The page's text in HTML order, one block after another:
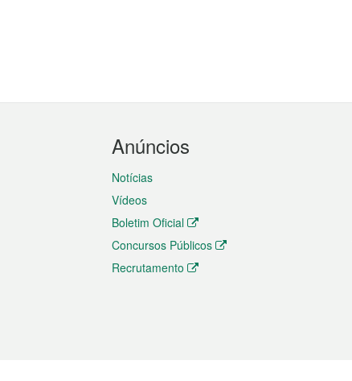
Anúncios
Notícias
Vídeos
Boletim Oficial
Concursos Públicos
Recrutamento